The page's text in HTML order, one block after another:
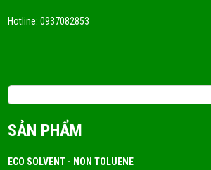
Hotline: 0937082853
SẢN PHẨM
ECO SOLVENT - NON TOLUENE